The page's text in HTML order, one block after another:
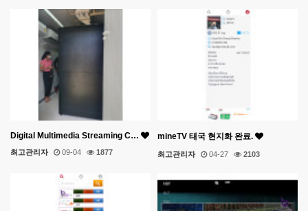
Digital Multimedia Streaming C…
최고관리자 09-04 1877
mineTV 태국 현지화 완료.
최고관리자 04-27 2103